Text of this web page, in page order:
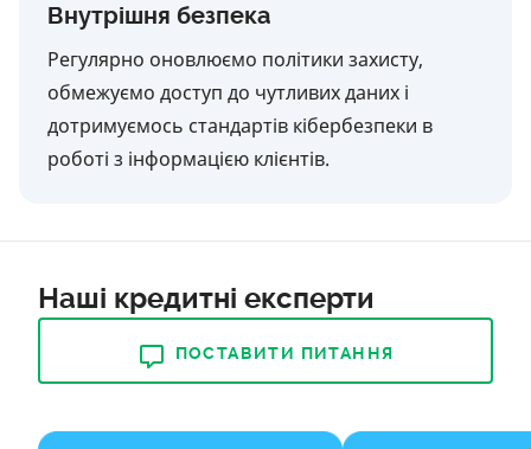
Внутрішня безпека
Регулярно оновлюємо політики захисту,
обмежуємо доступ до чутливих даних і
дотримуємось стандартів кібербезпеки в
роботі з інформацією клієнтів.
Наші кредитні експерти
ПОСТАВИТИ ПИТАННЯ